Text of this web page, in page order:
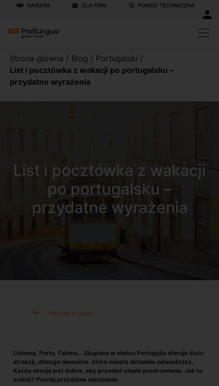
KARIERA DLA FIRM POMOC TECHNICZNA
Strona główna / Blog / Portugalski /
List i pocztówka z wakacji po portugalsku –
przydatne wyrażenia
List i pocztówka z wakacji
po portugalsku –
przydatne wyrażenia
Wszystkie posty
Lizbona, Porto, Fatima… Skąpana w słońcu Portugalia oferuje dużo
atrakcji, dlatego nieważne, które miasta aktualnie odwiedzasz.
Każda okazja jest dobra, aby przesłać ciepłe pozdrowienia. Jak to
zrobić? Poznaj przydatne wyrażenia.